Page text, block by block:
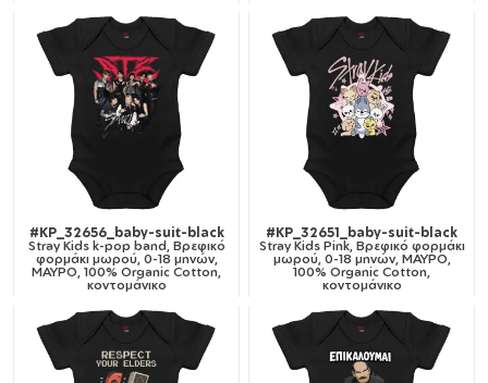
#KP_32656_baby-suit-black
Stray Kids k-pop band, Βρεφικό
φορμάκι μωρού, 0-18 μηνών,
ΜΑΥΡΟ, 100% Organic Cotton,
κοντομάνικο
#KP_32651_baby-suit-black
Stray Kids Pink, Βρεφικό φορμάκι
μωρού, 0-18 μηνών, ΜΑΥΡΟ,
100% Organic Cotton,
κοντομάνικο